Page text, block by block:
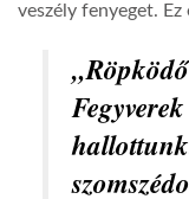
GLOBOZSARU
DOBRAVERO.HU
veszély fenyeget. Ez
„